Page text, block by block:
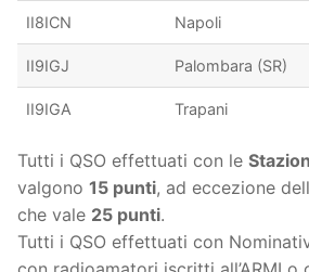
II8ICN Napoli
II9IGJ Palombara (SR)
II9IGA Trapani
Tutti i QSO effettuati con le
valgono 15 punti, ad eccezione
che vale 25 punti.
Tutti i QSO effettuati con